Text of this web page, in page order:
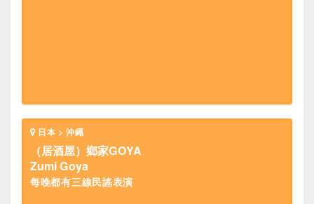
日本 > 沖繩
（居酒屋）鄉家GOYA
Zumi Goya
每晚都有三線民謠表演